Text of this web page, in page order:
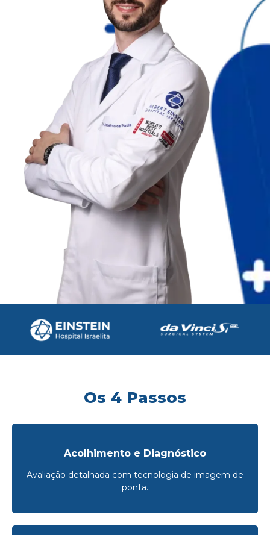
Os 4 Passos
Acolhimento e Diagnóstico
Avaliação detalhada com tecnologia de imagem de
ponta.